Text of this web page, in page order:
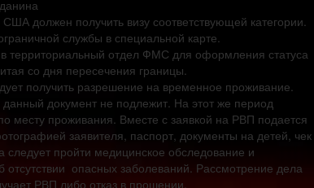
должен получить визу соответствующей категории.
службы в специальной карте.
территориальный отдел ФМС для оформления статуса
со дня пересечения границы.
получить разрешение на временное проживание.
документ не подлежит. На этот же период
месту проживания. Вместе с заявкой на РВП подается
заявителя, паспорт, документы на детей, чек
пройти медицинское обследование и
отсутствии опасных заболеваний. Рассмотрение дела
РВП либо отказ в прошении.